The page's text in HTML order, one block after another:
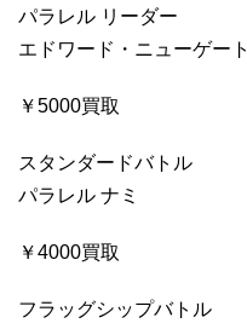
パラレル リーダー
エドワード・ニューゲート
￥5000買取
スタンダードバトル
パラレル ナミ
￥4000買取
フラッグシップバトル